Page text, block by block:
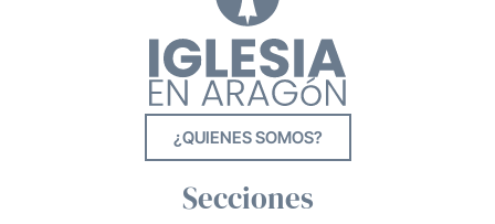
¿QUIENES SOMOS?
Secciones